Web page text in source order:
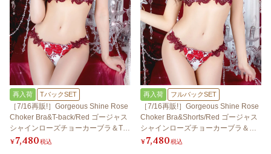
再入荷 TバックSET
［7/16再販!］Gorgeous Shine Rose
Choker Bra&T-back/Red ゴージャス
シャインローズチョーカーブラ＆Tバ
ック/レッド
¥7,480税込
再入荷 フルバックSET
［7/16再販!］Gorgeous Shine Rose
Choker Bra&Shorts/Red ゴージャス
シャインローズチョーカーブラ＆シ
ョーツ/レッド
¥7,480税込